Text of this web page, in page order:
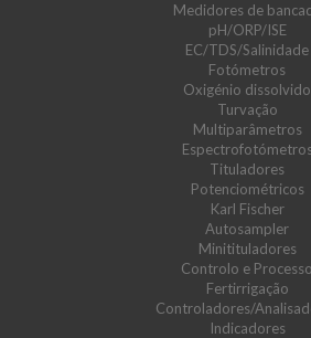
Medidores de
pH/ORP/ISE
EC/TDS/Salinidade
Fotómetros
Oxigénio dissolvido
Turvação
Multiparâmetros
Tituladores
Potenciométricos
Karl Fischer
Autosampler
Minitituladores
Controlo e Processo
Fertirrigação
Controladores/
Indicadores